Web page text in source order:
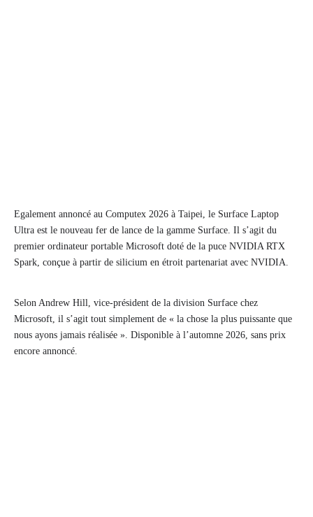
Egalement annoncé au Computex 2026 à Taipei, le Surface Laptop
Ultra est le nouveau fer de lance de la gamme Surface. Il s’agit du
premier ordinateur portable Microsoft doté de la puce NVIDIA RTX
Spark, conçue à partir de silicium en étroit partenariat avec NVIDIA.
Selon Andrew Hill, vice-président de la division Surface chez
Microsoft, il s’agit tout simplement de « la chose la plus puissante que
nous ayons jamais réalisée ». Disponible à l’automne 2026, sans prix
encore annoncé.